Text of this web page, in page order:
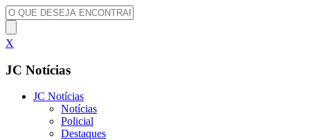
X
JC Notícias
JC Notícias
Notícias
Policial
Destaques